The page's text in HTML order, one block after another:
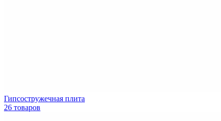
Гипсостружечная плита
26 товаров